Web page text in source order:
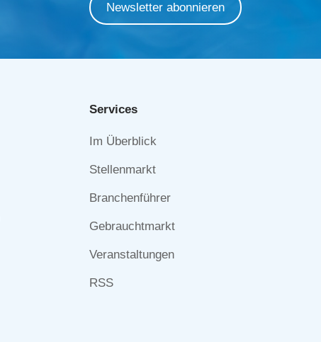
Newsletter abonnieren
Services
Navigation
Im Überblick
Stellenmarkt
Branchenführer
Gebrauchtmarkt
Veranstaltungen
RSS